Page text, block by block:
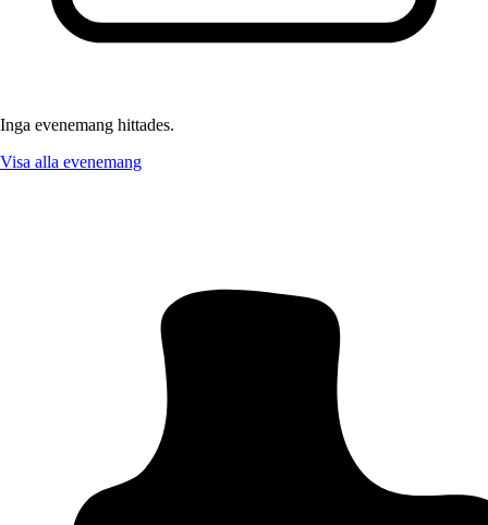
Inga evenemang hittades.
Visa alla evenemang